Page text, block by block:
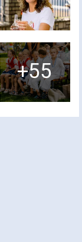
+55